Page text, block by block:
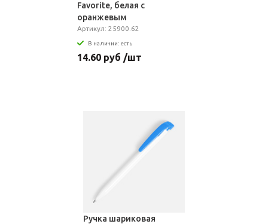
Favorite, белая с
оранжевым
Артикул: 25900.62
В наличии: есть
14.60 руб /шт
Ручка шариковая